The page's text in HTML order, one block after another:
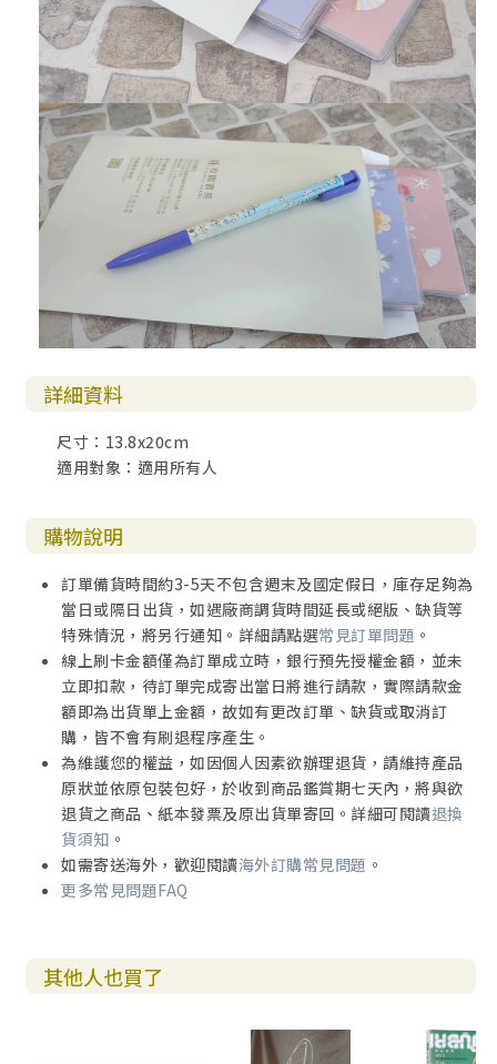
詳細資料
尺寸：13.8x20cm
適用對象：適用所有人
購物說明
訂單備貨時間約3-5天不包含週末及國定假日，庫存足夠為
當日或隔日出貨，如遇廠商調貨時間延長或絕版、缺貨等
特殊情況，將另行通知。詳細請點選常見訂單問題 。
線上刷卡金額僅為訂單成立時，銀行預先授權金額，並未
立即扣款，待訂單完成寄出當日將進行請款，實際請款金
額即為出貨單上金額，故如有更改訂單、缺貨或取消訂
購，皆不會有刷退程序產生。
為維護您的權益，如因個人因素欲辦理退貨，請維持產品
原狀並依原包裝包好，於收到商品鑑賞期七天內，將與欲
退貨之商品、紙本發票及原出貨單寄回。詳細可閱讀退換
貨須知 。
如需寄送海外，歡迎閱讀海外訂購常見問題 。
更多常見問題FAQ
其他人也買了